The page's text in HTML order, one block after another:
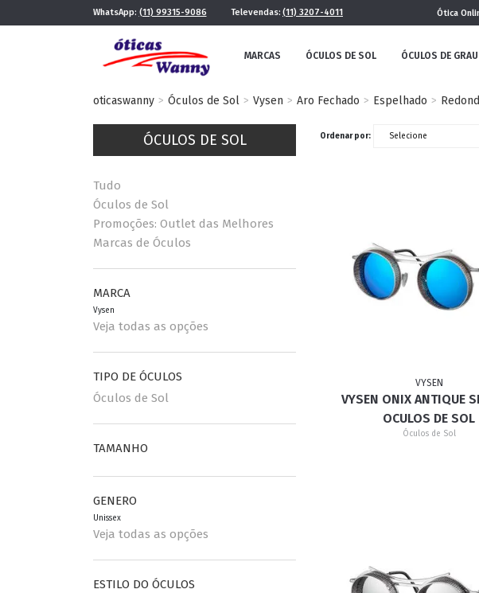
WhatsApp: (11) 99315-9086 Televendas: (11) 3207-4011 Ótica
MARCAS ÓCULOS DE SOL ÓCULOS DE GRAU
MASCULINO FEMININO
POR ESTILO
ESPORTIVO RETRÔ
oticaswanny Óculos de Sol Vysen Aro Fechado Espelhado
ÓCULOS DE SOL
Tudo
Óculos de Sol
Promoções: Outlet das Melhores
Marcas de Óculos
MARCA
Vysen
Veja todas as opções
TIPO DE ÓCULOS
Óculos de Sol
TAMANHO
GENERO
Unissex
Veja todas as opções
ESTILO DO ÓCULOS
Ordenar por:
VYSEN
VYSEN ONIX ANTIQUE
OCULOS DE SOL
Óculos de Sol